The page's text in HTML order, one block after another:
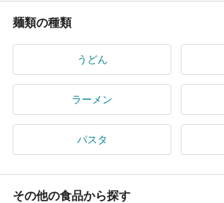
麺類の種類
うどん
ラーメン
パスタ
その他の食品から探す